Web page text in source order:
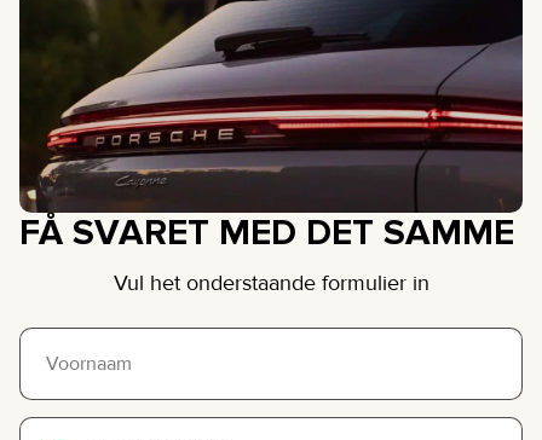
FÅ SVARET MED DET SAMME
Vul het onderstaande formulier in